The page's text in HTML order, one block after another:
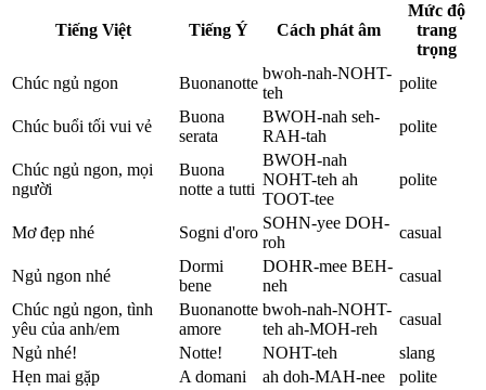
Tiếng Việt Tiếng Ý Cách phát âm
Mức độ
trang
trọng
Chúc ngủ ngon
Buonanotte
bwoh-nah-NOHT-
teh
polite
Chúc buổi tối vui vẻ
Buona
serata
BWOH-nah seh-
RAH-tah
polite
Chúc ngủ ngon, mọi
người
Buona
notte a tutti
BWOH-nah
NOHT-teh ah
TOOT-tee
polite
Mơ đẹp nhé Sogni d'oro
SOHN-yee DOH-
roh
casual
Ngủ ngon nhé
Dormi
bene
DOHR-mee BEH-
neh
casual
Chúc ngủ ngon, tình
yêu của anh/em
Buonanotte
amore
bwoh-nah-NOHT-
teh ah-MOH-reh
casual
Ngủ nhé!
Notte! NOHT-teh
slang
Hẹn mai gặp
A domani ah doh-MAH-nee
polite